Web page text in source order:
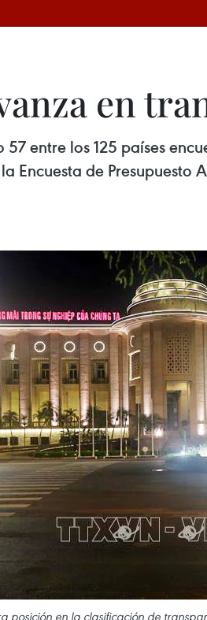
en
entre los 125 países
la Encuesta de
posición en la clasificación de